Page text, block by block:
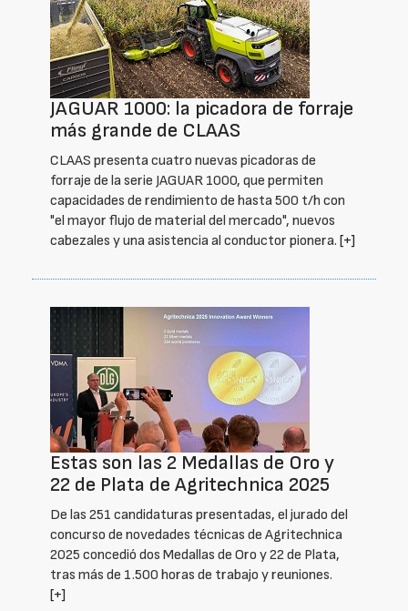
JAGUAR 1000: la picadora de forraje
más grande de CLAAS
CLAAS presenta cuatro nuevas picadoras de
forraje de la serie JAGUAR 1000, que permiten
capacidades de rendimiento de hasta 500 t/h con
"el mayor flujo de material del mercado", nuevos
cabezales y una asistencia al conductor pionera. [+]
Estas son las 2 Medallas de Oro y
22 de Plata de Agritechnica 2025
De las 251 candidaturas presentadas, el jurado del
concurso de novedades técnicas de Agritechnica
2025 concedió dos Medallas de Oro y 22 de Plata,
tras más de 1.500 horas de trabajo y reuniones.
[+]